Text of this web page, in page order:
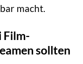
macht.
Film-
sollten